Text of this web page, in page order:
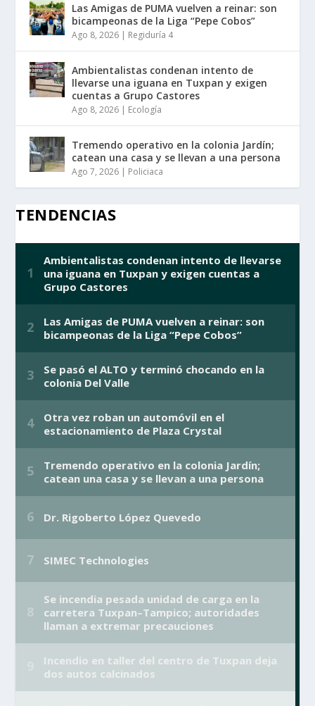
Las Amigas de PUMA vuelven a reinar: son
bicampeonas de la Liga “Pepe Cobos”
Ago 8, 2026 | Regiduría 4
Ambientalistas condenan intento de
llevarse una iguana en Tuxpan y exigen
cuentas a Grupo Castores
Ago 8, 2026 | Ecología
Tremendo operativo en la colonia Jardín;
catean una casa y se llevan a una persona
Ago 7, 2026 | Policiaca
TENDENCIAS